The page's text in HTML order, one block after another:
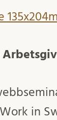
in